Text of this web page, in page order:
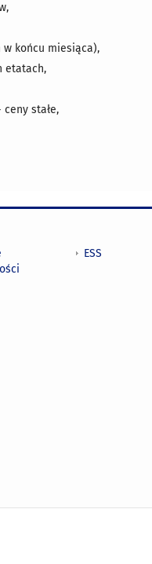
końcu miesiąca),
etatach,
stałe,
ESS